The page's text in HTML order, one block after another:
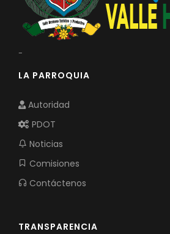
-
LA PARROQUIA
Autoridad
PDOT
Noticias
Comisiones
Contáctenos
TRANSPARENCIA